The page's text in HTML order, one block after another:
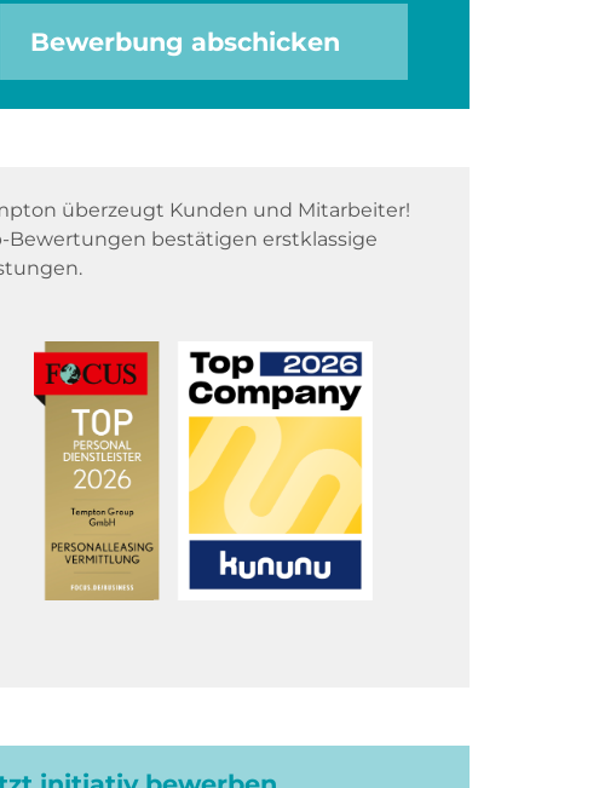
Bewerbung abschicken
überzeugt Kunden und Mitarbeiter!
Bewertungen bestätigen erstklassige